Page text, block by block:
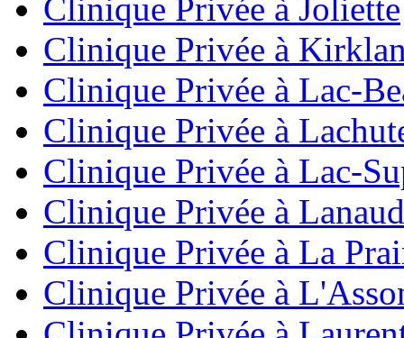
Clinique Privée à Joliette
Clinique Privée à
Clinique Privée à Lac-
Clinique Privée à
Clinique Privée à Lac-
Clinique Privée à
Clinique Privée à La
Clinique Privée à